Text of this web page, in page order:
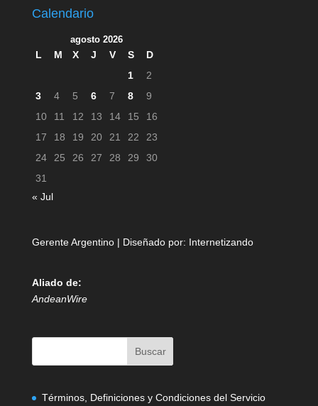
Calendario
agosto 2026
L M X J V S
D
1
2
3
4 5 6 7 8
9
10
11 12 13 14 15
16
17
18 19 20 21 22
23
24
25 26 27 28 29
30
31
« Jul
Gerente Argentino | Diseñado por: Internetizando
Aliado de:
AndeanWire
Términos, Definiciones y Condiciones del Servicio